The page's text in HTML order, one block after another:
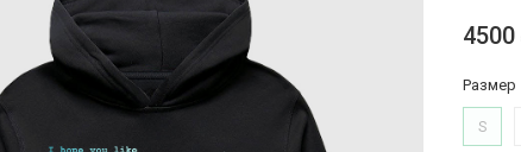
4500
Размер
S